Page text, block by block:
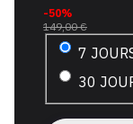
-50%
149,00 €
+
Instagram
7
30